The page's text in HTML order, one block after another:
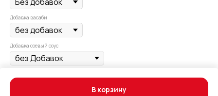
Добавка васаби
Добавка соевый соус
В корзину
Лосось, сливочный сыр, огурец, черный кунжут, соус спайси.